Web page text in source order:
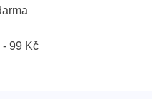
- 99 Kč